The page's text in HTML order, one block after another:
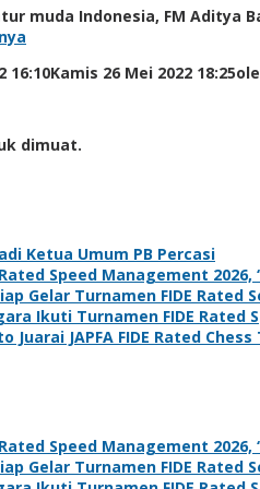
muda Indonesia, FM
16:10Kamis 26 Mei 2022 18:25
dimuat.
Ketua Umum PB Percasi
Speed Management 2026,
Gelar Turnamen FIDE Rated
Ikuti Turnamen FIDE Rated
Juarai JAPFA FIDE Rated
Speed Management 2026,
Gelar Turnamen FIDE Rated